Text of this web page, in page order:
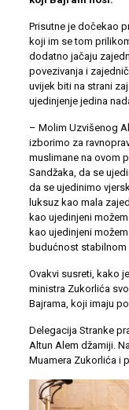
Prisutne je dočekao
koji im se tom
dodatno jačaju
povezivanja i
uvijek biti na strani
ujedinjenje jedina
– Molim Uzvišenog
izborimo za
muslimane na ovom
Sandžaka, da se
da se ujedinimo
luksuz kao mala
kao ujedinjeni
kao ujedinjeni
budućnost
Ovakvi susreti, kako
ministra Zukorlića
Bajrama, koji imaju
Delegacija Stranke
Altun Alem džamiji.
Muamera Zukorlića i